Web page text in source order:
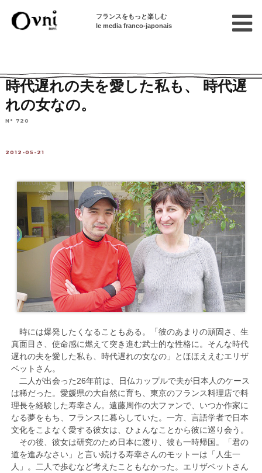
フランスをもっと楽しむ
le media franco-japonais
時代遅れの夫を愛した私も、 時代遅
れの女なの。
N° 720
2012-05-21
時には爆発したくなることもある。「彼のあまりの頑固さ、生
真面目さ、使命感に燃えて突き進む武士的な性格に。そんな時代
遅れの夫を愛した私も、時代遅れの女なの」とほほええむエリザ
ベットさん。
二人が出会った26年前は、日仏カップルで夫が日本人のケース
は稀だった。愛媛県の大自然に育ち、東京のフランス料理店で料
理長を経験した寿幸さん。遠藤周作の大ファンで、いつか作家に
なる夢をもち、フランスに暮らしていた。一方、言語学者で日本
文化をこよなく愛する彼女は、ひょんなことから彼に巡り会う。
その後、彼女は研究のため日本に渡り、彼も一時帰国。「君の
道を進みなさい」と言い続ける寿幸さんのモットーは「人生一
人」。二人で歩むなど考えたこともなかった。エリザベットさん